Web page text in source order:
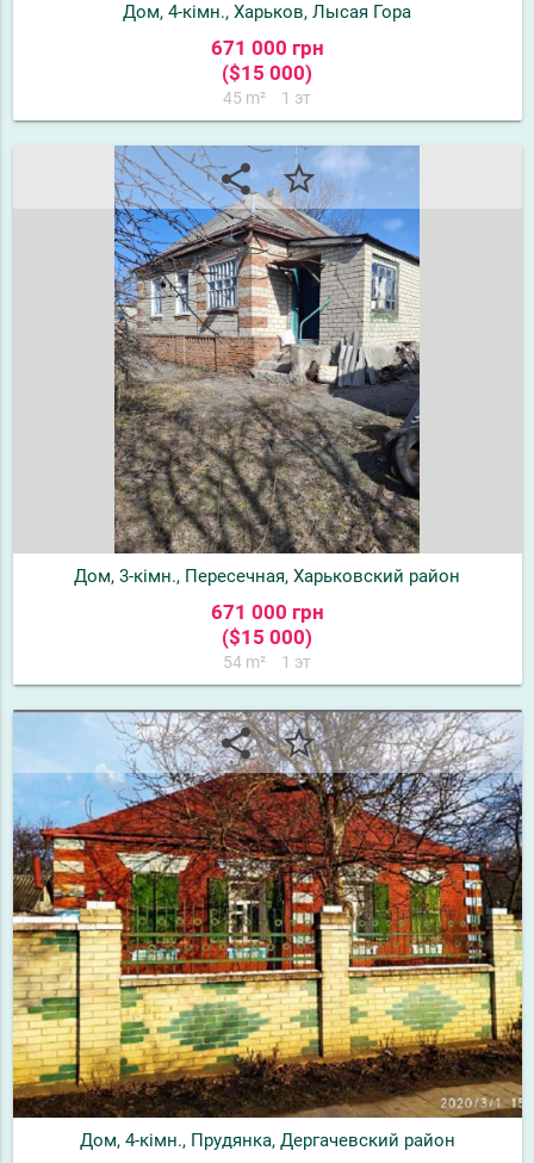
Дом, 4-кімн., Харьков, Лысая Гора
671 000 грн
($15 000)
45 m² 1 эт
share star_border
Дом, 3-кімн., Пересечная, Харьковский район
671 000 грн
($15 000)
54 m² 1 эт
share star_border
Дом, 4-кімн., Прудянка, Дергачевский район